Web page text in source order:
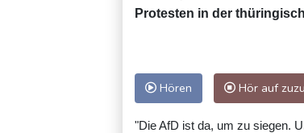
Protesten in der
Hören Hör auf
"Die AfD ist da, um zu siegen.